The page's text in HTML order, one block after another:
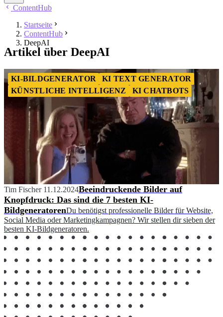
ContentHub
Startseite
ContentHub
DeepAI
Artikel über DeepAI
KI-BILDGENERATOR
KI TEXT GENERATOR
KÜNSTLICHE INTELLIGENZ
KI CHATBOTS
Tim Fischer 11.12.2024Beeindruckende Bilder auf
Knopfdruck: Das sind die 7 besten KI-
BildgeneratorenDu benötigst professionelle Bilder für Website,
Social Media oder Marketingkampagnen? Wir stellen dir sieben der
besten KI-Bildgeneratoren.